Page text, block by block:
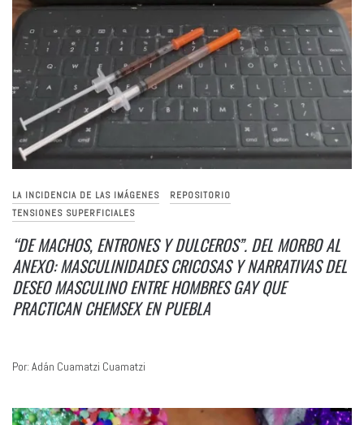
LA INCIDENCIA DE LAS IMÁGENES
REPOSITORIO
TENSIONES SUPERFICIALES
“DE MACHOS, ENTRONES Y DULCEROS”. DEL MORBO AL
ANEXO: MASCULINIDADES CRICOSAS Y NARRATIVAS DEL
DESEO MASCULINO ENTRE HOMBRES GAY QUE
PRACTICAN CHEMSEX EN PUEBLA
Por: Adán Cuamatzi Cuamatzi